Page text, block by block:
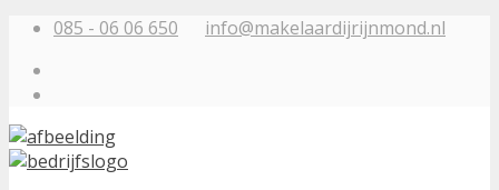
085 - 06 06 650
info@makelaardijrijnmond.nl